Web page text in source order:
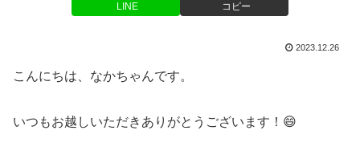
LINE コピー
2023.12.26
こんにちは、なかちゃんです。
いつもお越しいただきありがとうございます！😄